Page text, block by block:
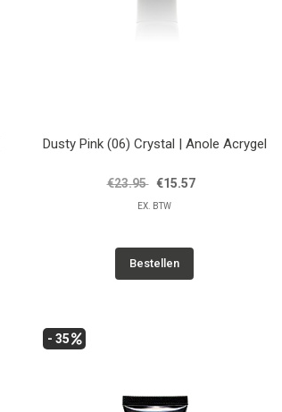
Dusty Pink (06) Crystal | Anole Acrygel
€23.95 €15.57
EX. BTW
Bestellen
- 35